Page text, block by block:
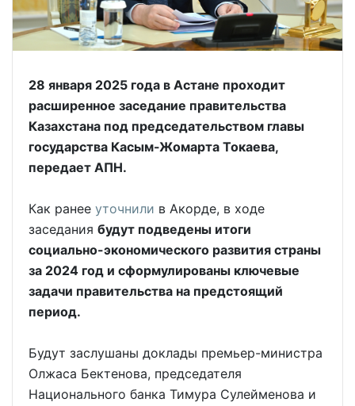
28 января 2025 года в Астане проходит
расширенное заседание правительства
Казахстана под председательством главы
государства Касым-Жомарта Токаева,
передает АПН.
Как ранее уточнили в Акорде, в ходе
заседания будут подведены итоги
социально-экономического развития страны
за 2024 год и сформулированы ключевые
задачи правительства на предстоящий
период.
Будут заслушаны доклады премьер-министра
Олжаса Бектенова, председателя
Национального банка Тимура Сулейменова и